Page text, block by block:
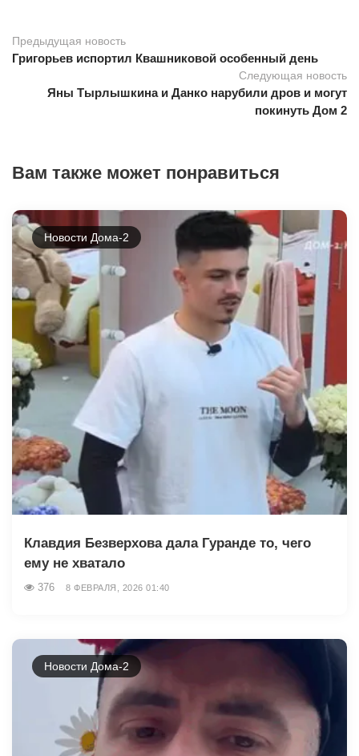
Предыдущая новость
Григорьев испортил Квашниковой особенный день
Следующая новость
Яны Тырлышкина и Данко нарубили дров и могут
покинуть Дом 2
Вам также может понравиться
Новости Дома-2
Клавдия Безверхова дала Гуранде то, чего
ему не хватало
376 8 ФЕВРАЛЯ, 2026 01:40
Новости Дома-2